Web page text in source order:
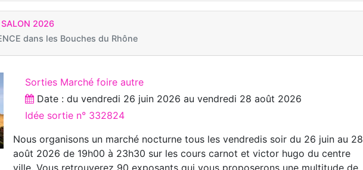
SALON 2026
dans les Bouches du Rhône
Sorties Marché foire autre
Date : duvendredi 26 juin 2026 auvendredi 28 août 2026
Idée sortie n° 332824
Nous organisons un marché nocturne tous les vendredis soir du 26 juin au 28
août 2026 de 19h00 à 23h30 sur les cours carnot et victor hugo du centre